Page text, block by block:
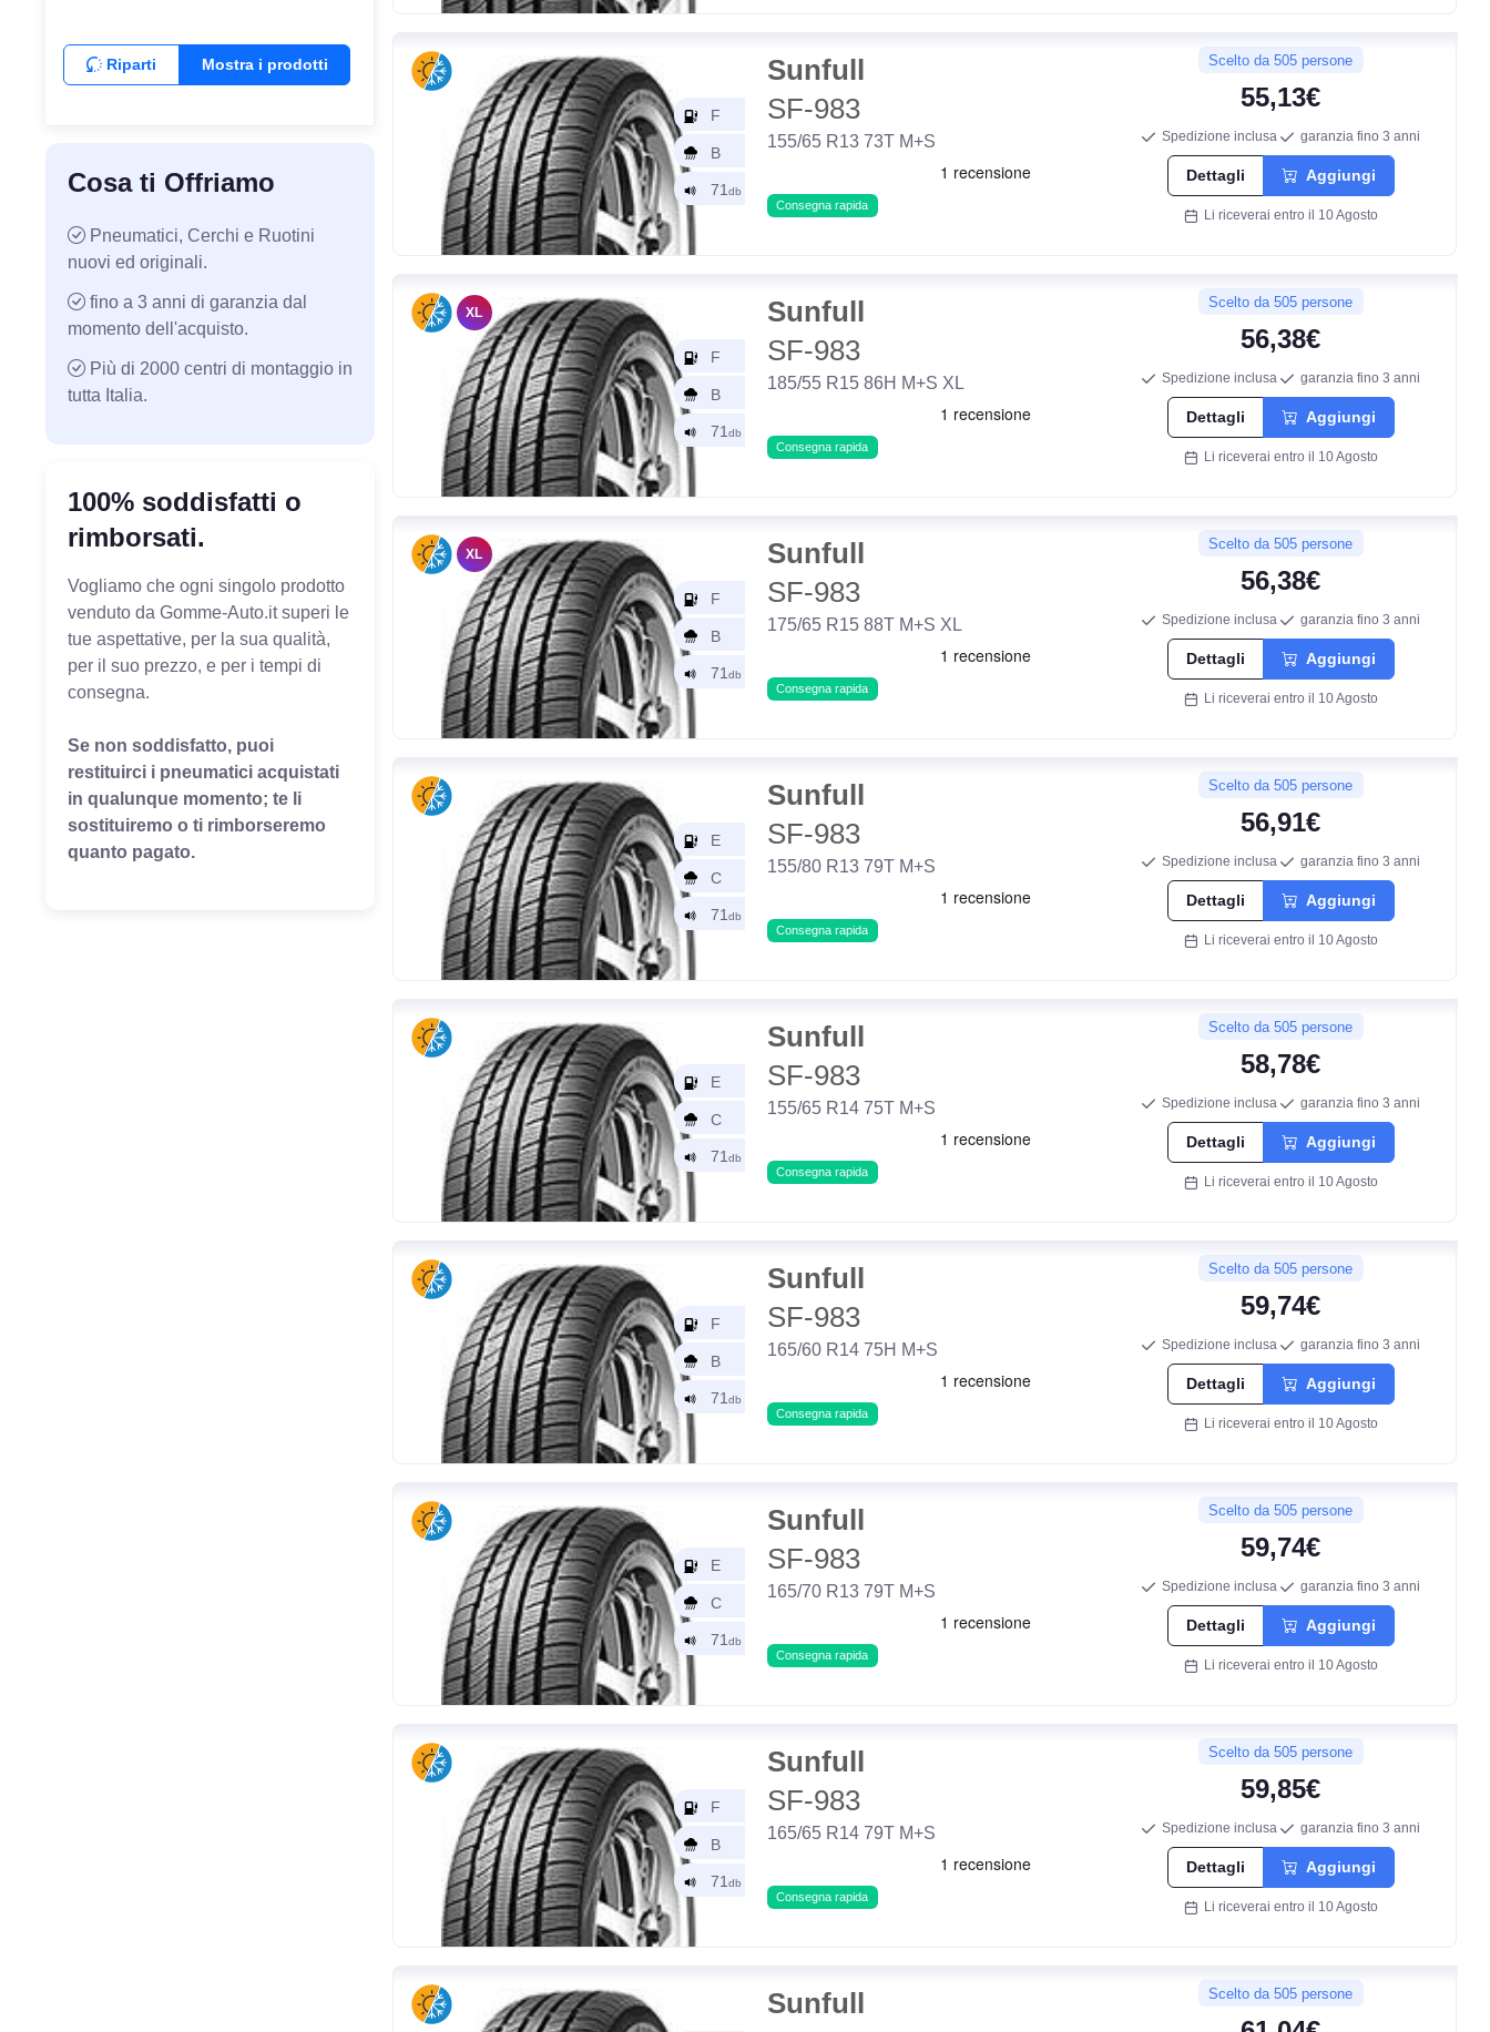
Riparti Mostra i prodotti
Cosa ti Offriamo
Pneumatici, Cerchi e Ruotini
nuovi ed originali.
fino a 3 anni di garanzia dal
momento dell'acquisto.
Più di 2000 centri di montaggio in
tutta Italia.
100% soddisfatti o
rimborsati.
Vogliamo che ogni singolo prodotto
venduto da Gomme-Auto.it superi le
tue aspettative, per la sua qualità,
per il suo prezzo, e per i tempi di
consegna.
Se non soddisfatto, puoi
restituirci i pneumatici acquistati
in qualunque momento; te li
sostituiremo o ti rimborseremo
quanto pagato.
71db
E
71db
B
71 db
Sunfull
SF-983
155/65 R13 73T M+S
Consegna rapida
Scelto da 505 persone
55,13€
Spedizione inclusa garanzia fino 3 anni
Dettagli Aggiungi
Li riceverai entro il 10 Agosto
71db
XL
Sunfull
SF-983
185/55 R15 86H M+S XL
Consegna rapida
Scelto da 505 persone
56,38€
Spedizione inclusa garanzia fino 3 anni
Dettagli Aggiungi
Li riceverai entro il 10 Agosto
F
71db
XL
Sunfull
SF-983
175/65 R15 88T M+S XL
Consegna rapida
Scelto da 505 persone
56,38€
Spedizione inclusa garanzia fino 3 anni
Dettagli Aggiungi
Li riceverai entro il 10 Agosto
Sunfull
SF-983
155/80 R13 79T M+S
Consegna rapida
Scelto da 505 persone
56,91€
Spedizione inclusa garanzia fino 3 anni
Dettagli Aggiungi
Li riceverai entro il 10 Agosto
Sunfull
SF-983
155/65 R14 75T M+S
Consegna rapida
Scelto da 505 persone
58,78€
Spedizione inclusa garanzia fino 3 anni
Dettagli Aggiungi
Li riceverai entro il 10 Agosto
Sunfull
SF-983
165/60 R14 75H M+S
Consegna rapida
Scelto da 505 persone
59,74€
Spedizione inclusa garanzia fino 3 anni
Dettagli Aggiungi
Li riceverai entro il 10 Agosto
Sunfull
SF-983
165/70 R13 79T M+S
Consegna rapida
Scelto da 505 persone
59,74€
Spedizione inclusa garanzia fino 3 anni
Dettagli Aggiungi
Li riceverai entro il 10 Agosto
Sunfull
SF-983
165/65 R14 79T M+S
Consegna rapida
Scelto da 505 persone
59,85€
Spedizione inclusa garanzia fino 3 anni
Dettagli Aggiungi
Li riceverai entro il 10 Agosto
Sunfull
Scelto da 505 persone